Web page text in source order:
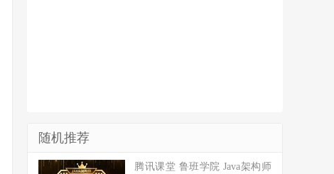
随机推荐
腾讯课堂 鲁班学院 Java架构师